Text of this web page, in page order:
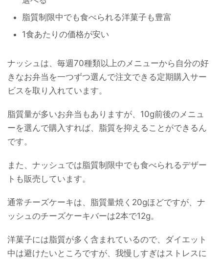
脂質制限中でも食べられる洋菓子も豊富
1食あたりの価格が安い
ナッシュは、毎週70種類以上のメニューから自分の好
きなお弁当を一つずつ選んで注文できる定期購入サー
ビスを取り入れています。
脂質量が多いお弁当もありますが、10g前後のメニュ
ーを選んで購入すれば、脂質を抑えることができるん
です。
また、ナッシュでは脂質制限中でも食べられるデザー
トも販売しています。
通常チーズケーキは、脂質量焼く20gほどですが、ナ
ッシュのチーズケーキバーは2本で12g。
洋菓子には脂質が多く含まれているので、ダイエット
中は避けたいところですが、我慢しすぎはストレスに